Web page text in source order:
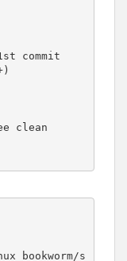
commit
clean
bookworm/s